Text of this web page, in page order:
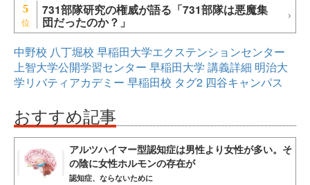
5 731部隊研究の権威が語る「731部隊は悪魔集
団だったのか？」
中野校 八丁堀校 早稲田大学エクステンションセンター
上智大学公開学習センター 早稲田大学 講義詳細 明治大
学リバティアカデミー 早稲田校 タグ2 四谷キャンパス
おすすめ記事
アルツハイマー型認知症は男性より女性が多い。そ
の陰に女性ホルモンの存在が
認知症、ならないために